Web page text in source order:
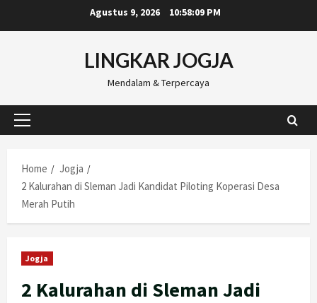
to
Agustus 9, 2026 10:58:10 PM
LINGKAR JOGJA
Mendalam & Terpercaya
Primary
Home
Jogja
2 Kalurahan di Sleman Jadi Kandidat Piloting Koperasi Desa
Merah Putih
Jogja
2 Kalurahan di Sleman Jadi